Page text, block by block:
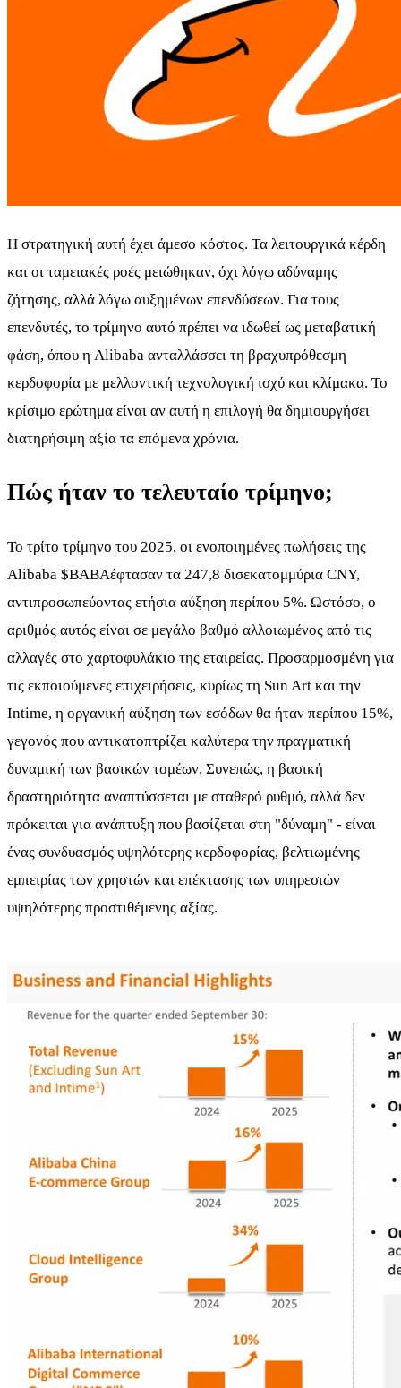
Η στρατηγική αυτή έχει άμεσο κόστος. Τα λειτουργικά κέρδη
και οι ταμειακές ροές μειώθηκαν, όχι λόγω αδύναμης
ζήτησης, αλλά λόγω αυξημένων επενδύσεων. Για τους
επενδυτές, το τρίμηνο αυτό πρέπει να ιδωθεί ως μεταβατική
φάση, όπου η Alibaba ανταλλάσσει τη βραχυπρόθεσμη
κερδοφορία με μελλοντική τεχνολογική ισχύ και κλίμακα. Το
κρίσιμο ερώτημα είναι αν αυτή η επιλογή θα δημιουργήσει
διατηρήσιμη αξία τα επόμενα χρόνια.
Πώς ήταν το τελευταίο τρίμηνο;
Το τρίτο τρίμηνο του 2025, οι ενοποιημένες πωλήσεις της
Alibaba $BABAέφτασαν τα 247,8 δισεκατομμύρια CNY,
αντιπροσωπεύοντας ετήσια αύξηση περίπου 5%. Ωστόσο, ο
αριθμός αυτός είναι σε μεγάλο βαθμό αλλοιωμένος από τις
αλλαγές στο χαρτοφυλάκιο της εταιρείας. Προσαρμοσμένη για
τις εκποιούμενες επιχειρήσεις, κυρίως τη Sun Art και την
Intime, η οργανική αύξηση των εσόδων θα ήταν περίπου 15%,
γεγονός που αντικατοπτρίζει καλύτερα την πραγματική
δυναμική των βασικών τομέων. Συνεπώς, η βασική
δραστηριότητα αναπτύσσεται με σταθερό ρυθμό, αλλά δεν
πρόκειται για ανάπτυξη που βασίζεται στη "δύναμη" - είναι
ένας συνδυασμός υψηλότερης κερδοφορίας, βελτιωμένης
εμπειρίας των χρηστών και επέκτασης των υπηρεσιών
υψηλότερης προστιθέμενης αξίας.